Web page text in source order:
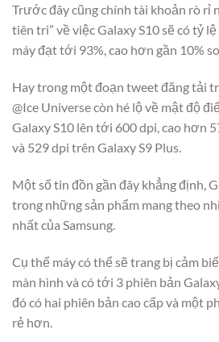
Trước đây cũng chính tài khoản rò rỉ
tiên tri” về việc Galaxy S10 sẽ có tỷ
máy đạt tới 93%, cao hơn gần 10%
Hay trong một đoạn tweet đăng tải
@Ice Universe còn hé lộ về mật độ
Galaxy S10 lên tới 600 dpi, cao hơn
và 529 dpi trên Galaxy S9 Plus.
Một số tin đồn gần đây khẳng định,
trong những sản phẩm mang theo
nhất của Samsung.
Cụ thể máy có thể sẽ trang bị cảm
màn hình và có tới 3 phiên bản
đó có hai phiên bản cao cấp và một
rẻ hơn.